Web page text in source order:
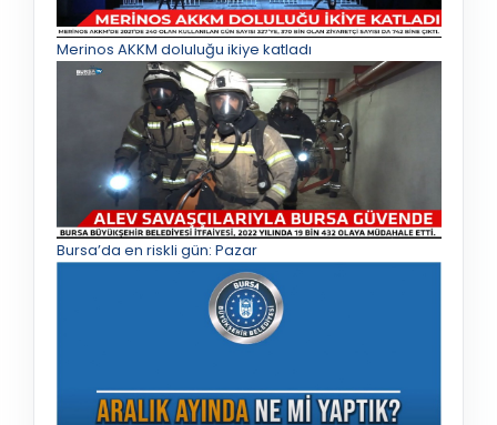
Merinos AKKM doluluğu ikiye katladı
Bursa’da en riskli gün: Pazar